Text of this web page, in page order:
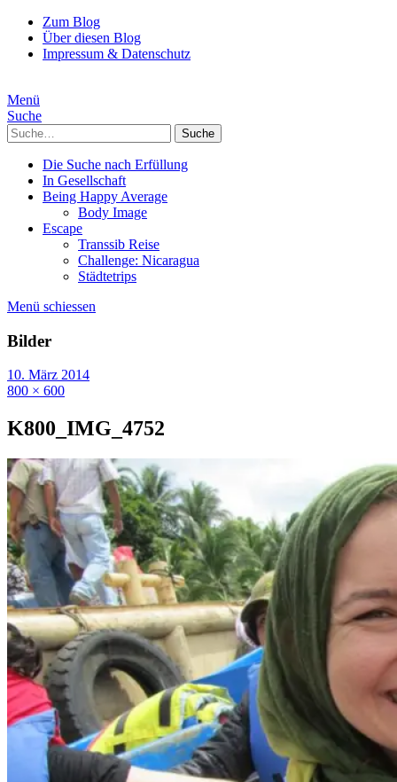
Zum Blog
Über diesen Blog
Impressum & Datenschutz
Menü
Suche
Suche
Die Suche nach Erfüllung
In Gesellschaft
Being Happy Average
Body Image
Escape
Transsib Reise
Challenge: Nicaragua
Städtetrips
Menü schiessen
Bilder
10. März 2014
800 × 600
K800_IMG_4752